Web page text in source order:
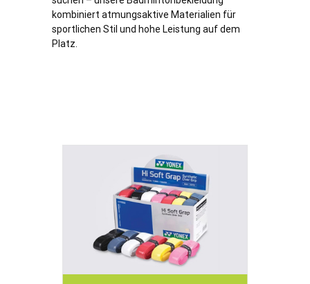
kombiniert atmungsaktive Materialien für
sportlichen Stil und hohe Leistung auf dem
Platz.